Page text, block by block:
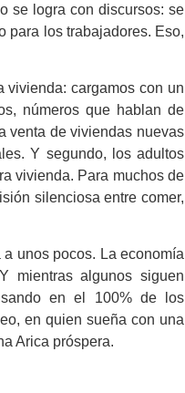
se logra con discursos: se
para los trabajadores. Eso,
vivienda: cargamos con un
números que hablan de
venta de viviendas nuevas
Y segundo, los adultos
vivienda. Para muchos de
silenciosa entre comer,
unos pocos. La economía
mientras algunos siguen
en el 100% de los
en quien sueña con una
Arica próspera.